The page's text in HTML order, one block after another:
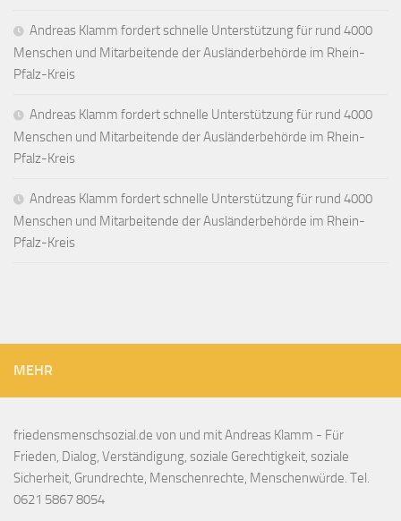
Andreas Klamm fordert schnelle Unterstützung für rund 4000
Menschen und Mitarbeitende der Ausländerbehörde im Rhein-
Pfalz-Kreis
Andreas Klamm fordert schnelle Unterstützung für rund 4000
Menschen und Mitarbeitende der Ausländerbehörde im Rhein-
Pfalz-Kreis
Andreas Klamm fordert schnelle Unterstützung für rund 4000
Menschen und Mitarbeitende der Ausländerbehörde im Rhein-
Pfalz-Kreis
MEHR
friedensmenschsozial.de von und mit Andreas Klamm - Für
Frieden, Dialog, Verständigung, soziale Gerechtigkeit, soziale
Sicherheit, Grundrechte, Menschenrechte, Menschenwürde. Tel.
0621 5867 8054